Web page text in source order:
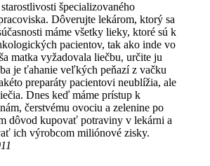
špecializovaného
Dôverujte lekárom, ktorý sa
máme všetky lieky, ktoré sú k
pacientov, tak ako inde vo
matka vyžadovala liečbu, určite ju
je ťahanie veľkých peňazí z vačku
preparáty pacientovi neublížia, ale
Dnes keď máme prístup k
čerstvému ovociu a zelenine po
dôvod kupovať potraviny v lekárni a
ich výrobcom miliónové zisky.